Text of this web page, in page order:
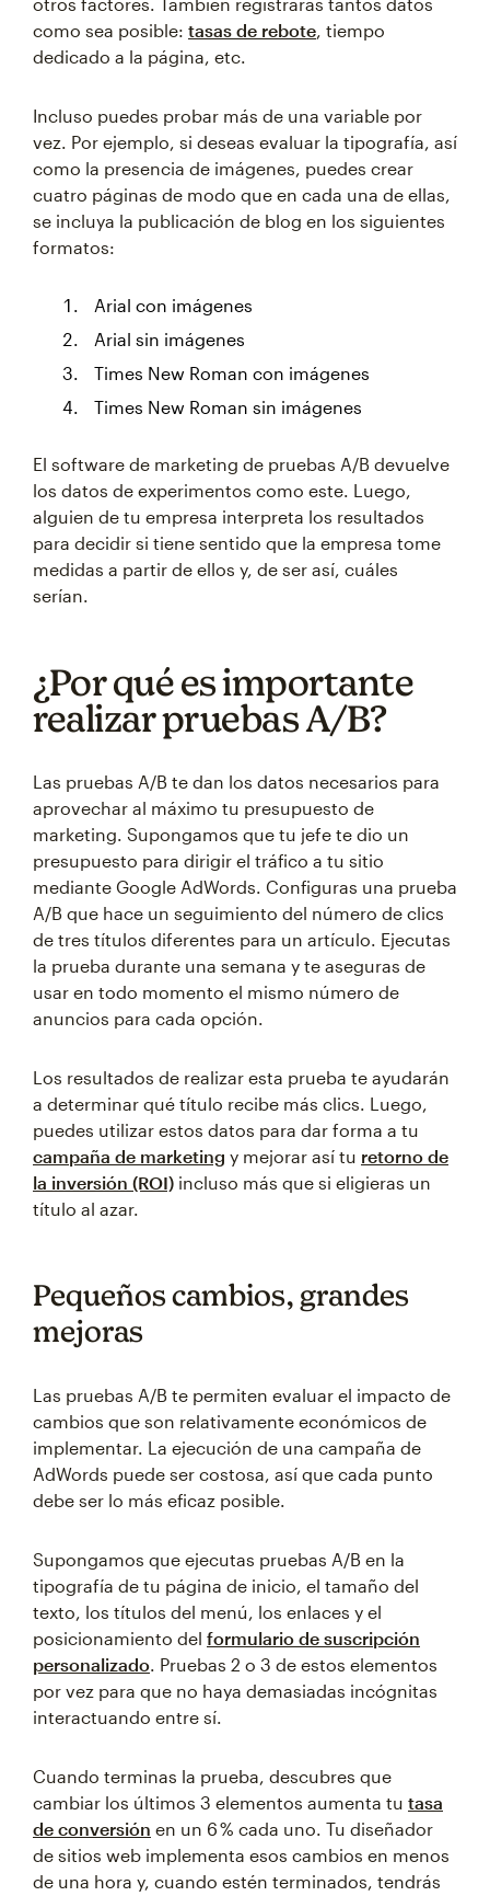
como sea posible: tasas de rebote, tiempo
dedicado a la página, etc.
Incluso puedes probar más de una variable por
vez. Por ejemplo, si deseas evaluar la tipografía, así
como la presencia de imágenes, puedes crear
cuatro páginas de modo que en cada una de ellas,
se incluya la publicación de blog en los siguientes
formatos:
Arial con imágenes
Arial sin imágenes
Times New Roman con imágenes
Times New Roman sin imágenes
El software de marketing de pruebas A/B devuelve
los datos de experimentos como este. Luego,
alguien de tu empresa interpreta los resultados
para decidir si tiene sentido que la empresa tome
medidas a partir de ellos y, de ser así, cuáles
serían.
¿Por qué es importante
realizar pruebas A/B?
Las pruebas A/B te dan los datos necesarios para
aprovechar al máximo tu presupuesto de
marketing. Supongamos que tu jefe te dio un
presupuesto para dirigir el tráfico a tu sitio
mediante Google AdWords. Configuras una prueba
A/B que hace un seguimiento del número de clics
de tres títulos diferentes para un artículo. Ejecutas
la prueba durante una semana y te aseguras de
usar en todo momento el mismo número de
anuncios para cada opción.
Los resultados de realizar esta prueba te ayudarán
a determinar qué título recibe más clics. Luego,
puedes utilizar estos datos para dar forma a tu
campaña de marketing y mejorar así tu retorno de
la inversión (ROI) incluso más que si eligieras un
título al azar.
Pequeños cambios, grandes
mejoras
Las pruebas A/B te permiten evaluar el impacto de
cambios que son relativamente económicos de
implementar. La ejecución de una campaña de
AdWords puede ser costosa, así que cada punto
debe ser lo más eficaz posible.
Supongamos que ejecutas pruebas A/B en la
tipografía de tu página de inicio, el tamaño del
texto, los títulos del menú, los enlaces y el
posicionamiento del formulario de suscripción
personalizado. Pruebas 2 o 3 de estos elementos
por vez para que no haya demasiadas incógnitas
interactuando entre sí.
Cuando terminas la prueba, descubres que
cambiar los últimos 3 elementos aumenta tu tasa
de conversión en un 6 % cada uno. Tu diseñador
de sitios web implementa esos cambios en menos
de una hora y, cuando estén terminados, tendrás